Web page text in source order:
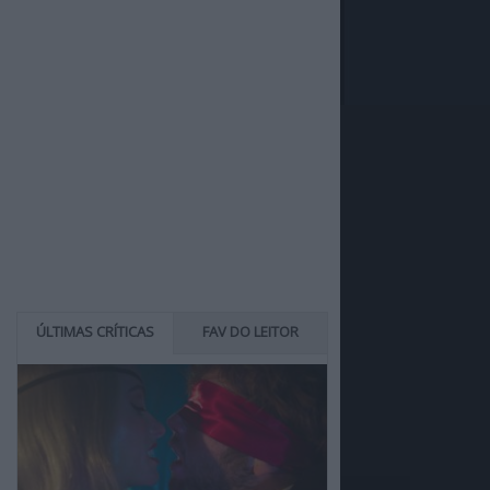
ÚLTIMAS CRÍTICAS FAV DO LEITOR